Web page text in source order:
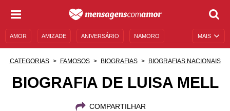
MAIS
AMOR AMIZADE ANIVERSÁRIO NAMORO
CATEGORIAS FAMOSOS BIOGRAFIAS BIOGRAFIAS NACIONAIS
BIOGRAFIA DE LUISA MELL
COMPARTILHAR